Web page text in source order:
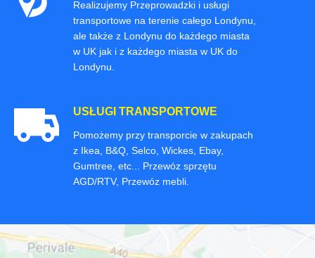
Realizujemy Przeprowadzki i usługi
transportowe na terenie całego Londynu,
ale także z Londynu do każdego miasta
w UK jak i z każdego miasta w UK do
Londynu.
USŁUGI TRANSPORTOWE
Pomożemy przy transporcie w zakupach
z Ikea, B&Q, Selco, Wickes, Ebay,
Gumtree, etc... Przewóz sprzętu
AGD/RTV, Przewóz mebli.